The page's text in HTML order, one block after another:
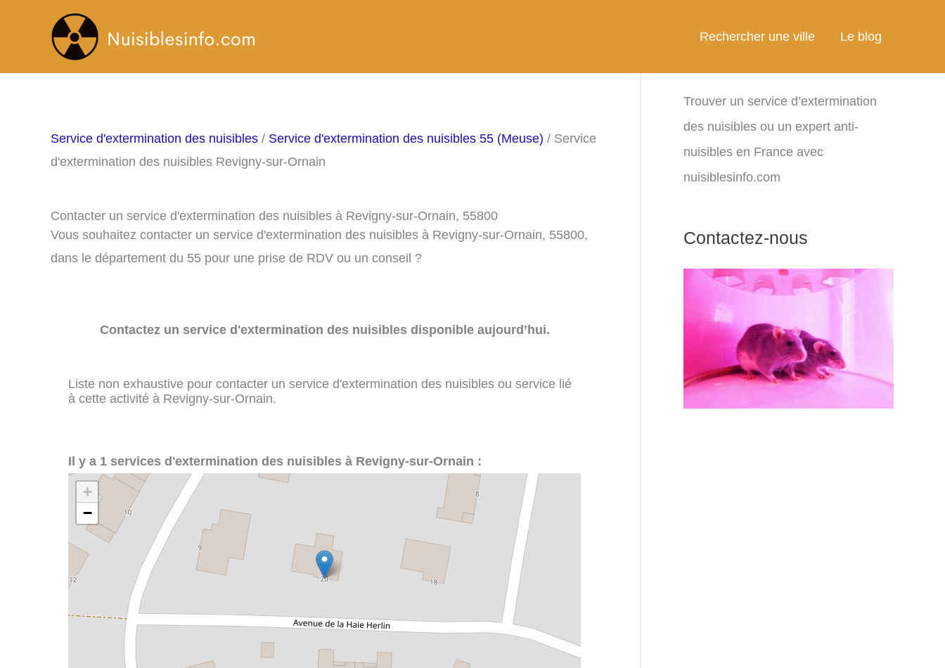
Rechercher une ville Le blog
Service d'extermination des nuisibles / Service d'extermination des nuisibles 55 (Meuse) / Service
d'extermination des nuisibles Revigny-sur-Ornain
Contacter un service d'extermination des nuisibles à Revigny-sur-Ornain, 55800
Vous souhaitez contacter un service d'extermination des nuisibles à Revigny-sur-Ornain, 55800,
dans le département du 55 pour une prise de RDV ou un conseil ?
Contactez un service d'extermination des nuisibles disponible aujourd’hui.
Liste non exhaustive pour contacter un service d'extermination des nuisibles ou service lié
à cette activité à Revigny-sur-Ornain.
Il y a 1 services d'extermination des nuisibles à Revigny-sur-Ornain :
+
−
Trouver un service d’extermination
des nuisibles ou un expert anti-
nuisibles en France avec
nuisiblesinfo.com
Contactez-nous